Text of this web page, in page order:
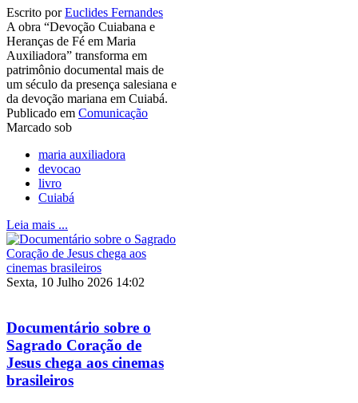
Escrito porEuclides Fernandes
A obra “Devoção Cuiabana e
Heranças de Fé em Maria
Auxiliadora” transforma em
patrimônio documental mais de
um século da presença salesiana e
da devoção mariana em Cuiabá.
Publicado em Comunicação
Marcado sob
maria auxiliadora
devocao
livro
Cuiabá
Leia mais ...
Sexta, 10 Julho 2026 14:02
Documentário sobre o
Sagrado Coração de
Jesus chega aos cinemas
brasileiros